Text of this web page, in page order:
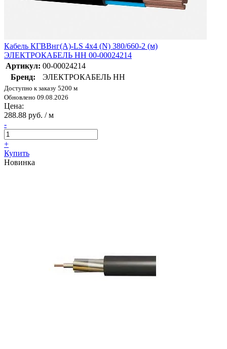
Кабель КГВВнг(А)-LS 4х4 (N) 380/660-2 (м)
ЭЛЕКТРОКАБЕЛЬ НН 00-00024214
Артикул: 00-00024214
Бренд:
ЭЛЕКТРОКАБЕЛЬ НН
Доступно к заказу 5200 м
Обновлено 09.08.2026
Цена:
288.88 руб. / м
-
+
Купить
Новинка